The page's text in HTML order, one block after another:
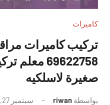
كاميرات
تركيب كاميرات
69622758
صغيرة لاسلكيه
بواسطة riwan سبتمبر 27, 2021